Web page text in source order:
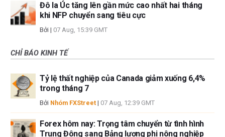
Đô la Úc tăng lên gần mức cao nhất hai tháng
khi NFP chuyển sang tiêu cực
Bởi | 07 Aug, 15:39 GMT
CHỈ BÁO KINH TẾ
Tỷ lệ thất nghiệp của Canada giảm xuống 6,4%
trong tháng 7
Bởi Nhóm FXStreet | 07 Aug, 12:39 GMT
Forex hôm nay: Trọng tâm chuyển từ tình hình
Trung Đông sang Bảng lương phi nông nghiệp